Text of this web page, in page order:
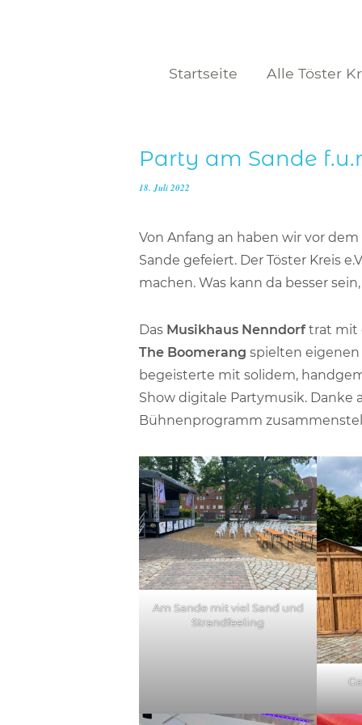
Startseite Alle Töster
Party am Sande
18. Juli 2022
Von Anfang an haben wir vor
Sande gefeiert. Der Töster Kreis
machen. Was kann da besser
Das Musikhaus Nenndorftrat mit
The Boomerang spielten
begeisterte mit solidem,
Show digitale Partymusik. Danke
Bühnenprogramm
Am Sande mit viel Sand und
Strandfeeling